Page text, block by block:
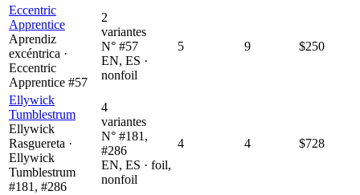
Eccentric
Apprentice
Aprendiz
excéntrica ·
Eccentric
Apprentice #57
2
variantes
N° #57
EN, ES ·
nonfoil
5 9 $250
Ellywick
Tumblestrum
Ellywick
Rasguereta ·
Ellywick
Tumblestrum
#181, #286
4
variantes
N° #181,
#286
EN, ES · foil,
nonfoil
4 4 $728